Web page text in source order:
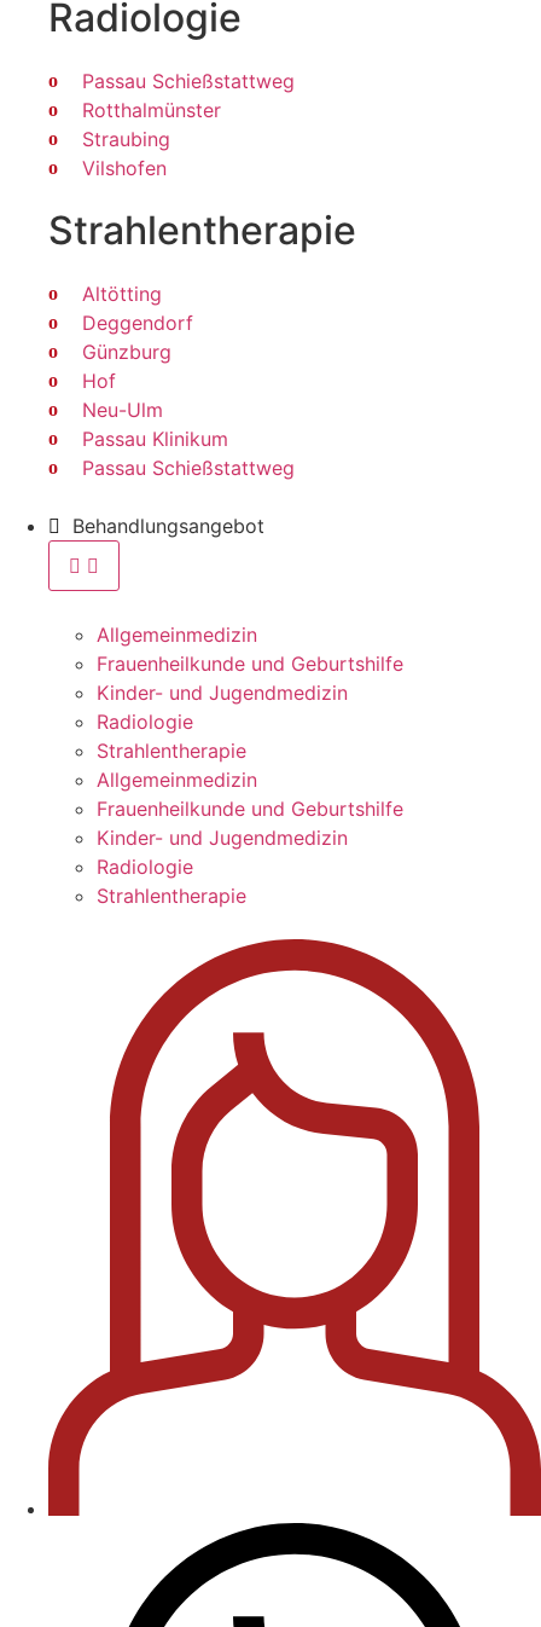
Radiologie
Passau Schießstattweg
Rotthalmünster
Straubing
Vilshofen
Strahlen­therapie
Altötting
Deggendorf
Günzburg
Hof
Neu-Ulm
Passau Klinikum
Passau Schießstattweg
Behandlungsangebot
Allgemeinmedizin
Frauenheilkunde und Geburtshilfe
Kinder- und Jugendmedizin
Radiologie
Strahlentherapie
Allgemeinmedizin
Frauenheilkunde und Geburtshilfe
Kinder- und Jugendmedizin
Radiologie
Strahlentherapie